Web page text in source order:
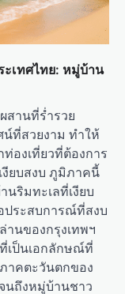
เทศไทย: หมู่บ้าน
สานที่ร่ำรวย
ที่สวยงาม ทำให้
องเที่ยวที่ต้องการ
ยบสงบ ภูมิภาคนี้
ริมทะเลที่เงียบ
ประสบการณ์ที่สงบ
นของกรุงเทพฯ
เป็นเอกลักษณ์ที่
าคตะวันตกของ
นถึงหมู่บ้านชาว